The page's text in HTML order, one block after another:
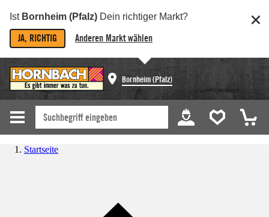
Ist Bornheim (Pfalz) Dein richtiger Markt?
JA, RICHTIG Anderen Markt wählen
Bornheim (Pfalz)
Startseite